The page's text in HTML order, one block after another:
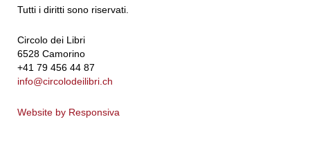
Tutti i diritti sono riservati.
Circolo dei Libri
6528 Camorino
+41 79 456 44 87
info@circolodeilibri.ch
Website by Responsiva